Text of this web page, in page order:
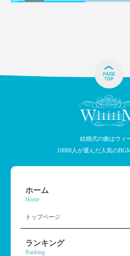
結婚式の曲はウィ
10000人が選んだ人気の
ホーム
Home
トップページ
ランキング
Ranking